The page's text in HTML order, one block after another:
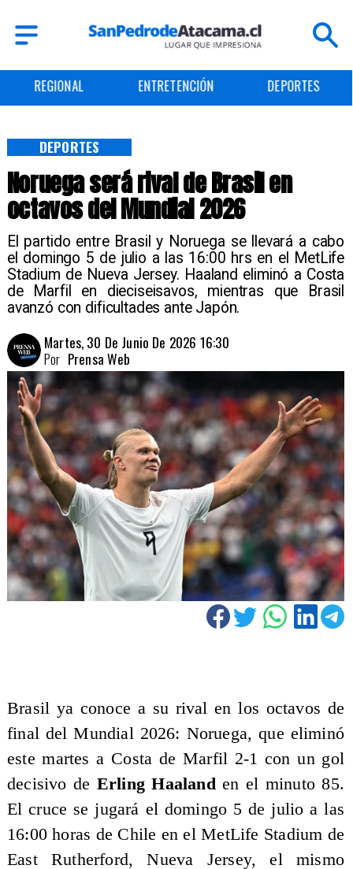
ENTRETENCIÓN DEPORTES CULTURA
Noruega será rival de Brasil en
octavos del Mundial 2026
El partido entre Brasil y Noruega se llevará a cabo
el domingo 5 de julio a las 16:00 hrs en el MetLife
Stadium de Nueva Jersey. Haaland eliminó a Costa
de Marfil en dieciseisavos, mientras que Brasil
avanzó con dificultades ante Japón.
DEPORTES
Martes, 30 De Junio De 2026 16:30
Prensa Web
Por
Brasil ya conoce a su rival en los octavos de
final del Mundial 2026: Noruega, que eliminó
este martes a Costa de Marfil 2-1 con un gol
decisivo de Erling Haalanden el minuto 85.
El cruce se jugará el domingo 5 de julio a las
16:00 horas de Chile en el MetLife Stadium de
East Rutherford, Nueva Jersey, el mismo